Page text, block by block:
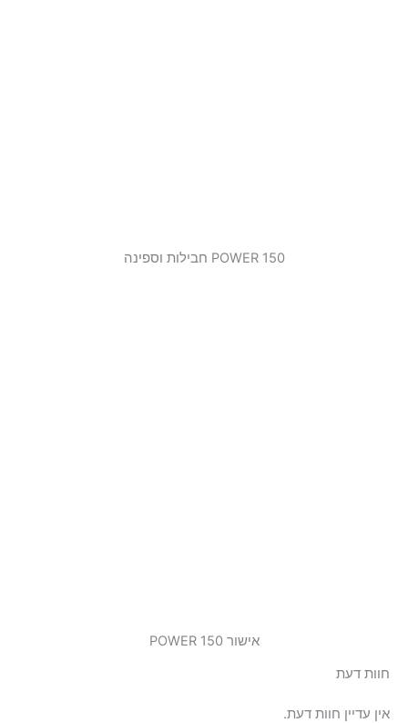
150 POWER חבילות וספינה
אישור POWER 150
חוות דעת
אין עדיין חוות דעת.